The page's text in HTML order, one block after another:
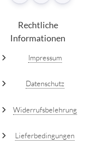
Rechtliche
Informationen
Impressum
Datenschutz
Widerrufsbelehrung
Lieferbedingungen